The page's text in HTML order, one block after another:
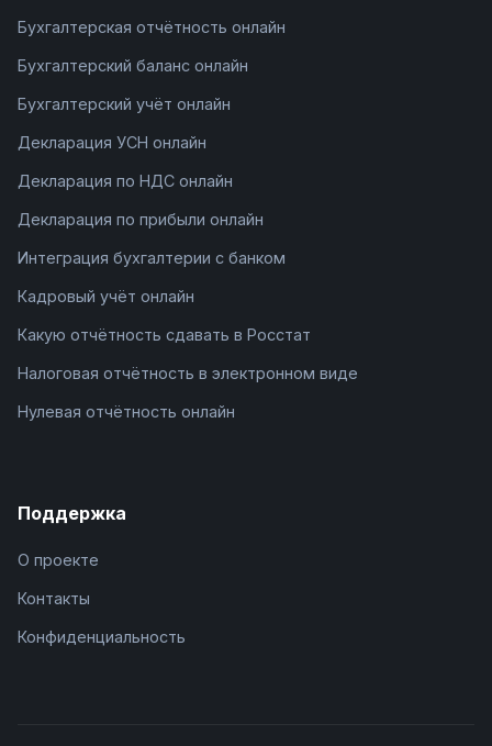
Бухгалтерская отчётность онлайн
Бухгалтерский баланс онлайн
Бухгалтерский учёт онлайн
Декларация УСН онлайн
Декларация по НДС онлайн
Декларация по прибыли онлайн
Интеграция бухгалтерии с банком
Кадровый учёт онлайн
Какую отчётность сдавать в Росстат
Налоговая отчётность в электронном виде
Нулевая отчётность онлайн
Поддержка
О проекте
Контакты
Конфиденциальность